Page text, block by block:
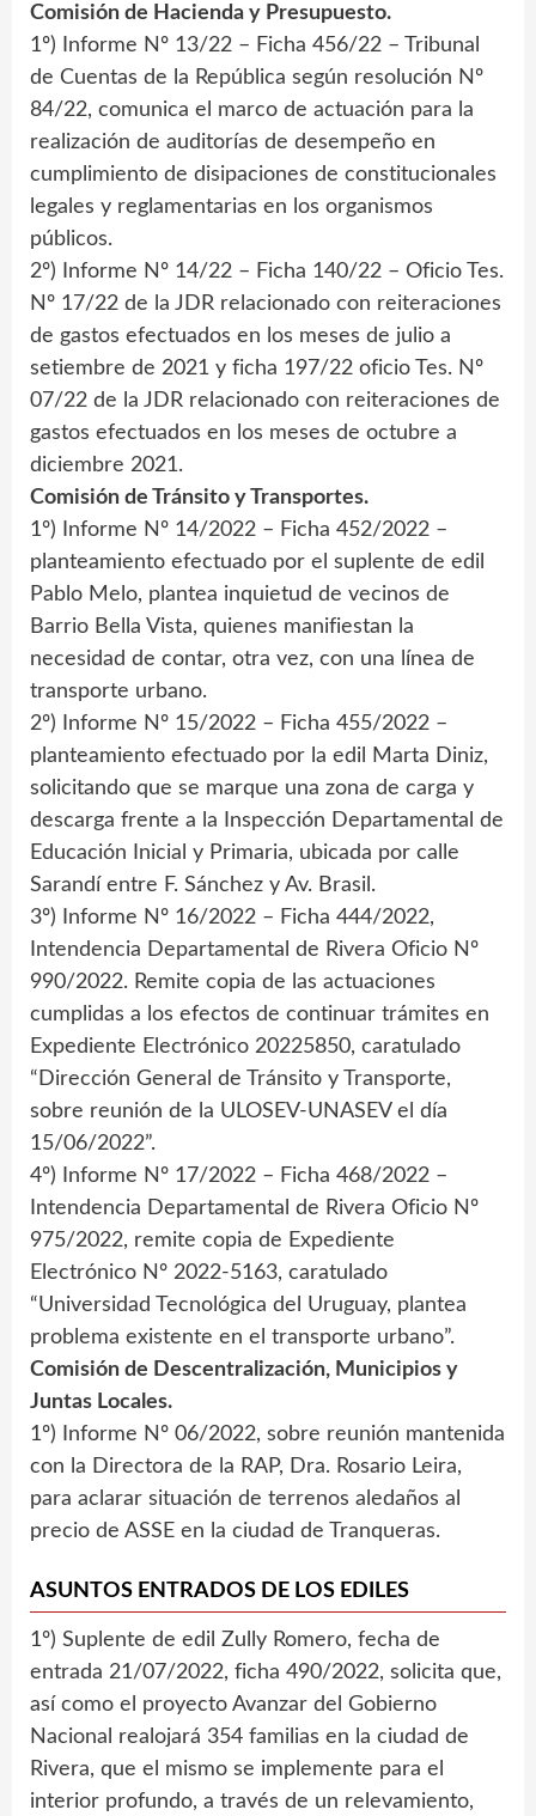
Comisión de Hacienda y Presupuesto.
1º) Informe Nº 13/22 – Ficha 456/22 – Tribunal
de Cuentas de la República según resolución Nº
84/22, comunica el marco de actuación para la
realización de auditorías de desempeño en
cumplimiento de disipaciones de constitucionales
legales y reglamentarias en los organismos
públicos.
2º) Informe Nº 14/22 – Ficha 140/22 – Oficio Tes.
Nº 17/22 de la JDR relacionado con reiteraciones
de gastos efectuados en los meses de julio a
setiembre de 2021 y ficha 197/22 oficio Tes. Nº
07/22 de la JDR relacionado con reiteraciones de
gastos efectuados en los meses de octubre a
diciembre 2021.
Comisión de Tránsito y Transportes.
1º) Informe Nº 14/2022 – Ficha 452/2022 –
planteamiento efectuado por el suplente de edil
Pablo Melo, plantea inquietud de vecinos de
Barrio Bella Vista, quienes manifiestan la
necesidad de contar, otra vez, con una línea de
transporte urbano.
2º) Informe Nº 15/2022 – Ficha 455/2022 –
planteamiento efectuado por la edil Marta Diniz,
solicitando que se marque una zona de carga y
descarga frente a la Inspección Departamental de
Educación Inicial y Primaria, ubicada por calle
Sarandí entre F. Sánchez y Av. Brasil.
3º) Informe Nº 16/2022 – Ficha 444/2022,
Intendencia Departamental de Rivera Oficio Nº
990/2022. Remite copia de las actuaciones
cumplidas a los efectos de continuar trámites en
Expediente Electrónico 20225850, caratulado
“Dirección General de Tránsito y Transporte,
sobre reunión de la ULOSEV-UNASEV el día
15/06/2022”.
4º) Informe Nº 17/2022 – Ficha 468/2022 –
Intendencia Departamental de Rivera Oficio Nº
975/2022, remite copia de Expediente
Electrónico Nº 2022-5163, caratulado
“Universidad Tecnológica del Uruguay, plantea
problema existente en el transporte urbano”.
Comisión de Descentralización, Municipios y
Juntas Locales.
1º) Informe Nº 06/2022, sobre reunión mantenida
con la Directora de la RAP, Dra. Rosario Leira,
para aclarar situación de terrenos aledaños al
precio de ASSE en la ciudad de Tranqueras.
ASUNTOS ENTRADOS DE LOS EDILES
1º) Suplente de edil Zully Romero, fecha de
entrada 21/07/2022, ficha 490/2022, solicita que,
así como el proyecto Avanzar del Gobierno
Nacional realojará 354 familias en la ciudad de
Rivera, que el mismo se implemente para el
interior profundo, a través de un relevamiento,